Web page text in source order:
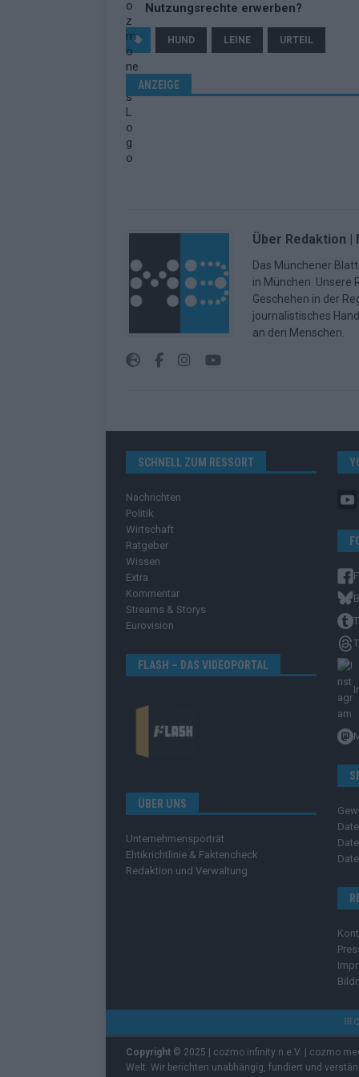
Nutzungsrechte erwerben?
HUND LEINE URTEIL
ANZEIGE
Über Redaktion |
Das Münchener
in München. Unsere
Geschehen in der
journalistisches
an den Menschen.
SCHNELL ZUM RESSORT
Nachrichten
Politik
Wirtschaft
Ratgeber
Wissen
Extra
Kommentar
Streams & Storys
Eurovision
FLASH – DAS VIDEOPORTAL
ÜBER UNS
Unternehmensporträt
Ehtikrichtlinie & Faktencheck
Redaktion und Verwaltung
Copyright © 2025 | cozmo infinity n.e.V. | cozmo
Welt. Wir berichten unabhängig, fundiert und